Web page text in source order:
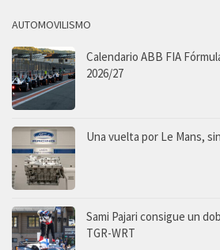
AUTOMOVILISMO
Calendario ABB FIA
2026/27
Una vuelta por Le Mans,
Sami Pajari consigue un
TGR-WRT